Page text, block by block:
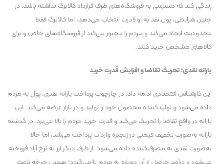
زندگی کند که دسترسی به فروشگاه‌های طرف قرارداد کالابرگ نداشته باشد. در
چنین شرایطی، پول نقد به او قدرت انتخاب می‌دهد، اما کالابرگ فقط
محدودیت ایجاد می‌کند و مردم را مجبور می‌کند از فروشگاه‌های خاص و برای
کالا‌های مشخص خرید کنند.
یارانه نقدی؛ تحریک تقاضا و افزایش قدرت خرید
این کارشناس اقتصادی ادامه داد: در چارچوب پرداخت یارانه نقدی، پول به مردم
داده می‌شود و تولیدکننده محصول خود را تولید و در بازار عرضه می‌کند. این
یارانه در واقع تقاضا را تحریک می‌کند و قدرت خرید مردم را بالا می‌برد. در گذشته
یارانه به‌صورت تخفیف قیمتی در زنجیره واردات پرداخت می‌شد، اما حالا
به‌صورت نقدی به مصرف‌کننده داده می‌شود. از طرف دیگر ارز به نرخ آزاد فروخته